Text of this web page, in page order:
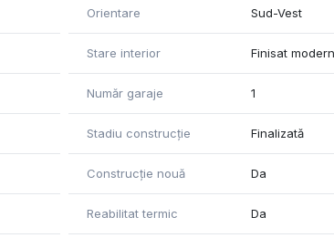
Orientare Sud-Vest
Stare interior Finisat modern
Număr garaje 1
Stadiu construcție Finalizată
Construcție nouă Da
Reabilitat termic Da